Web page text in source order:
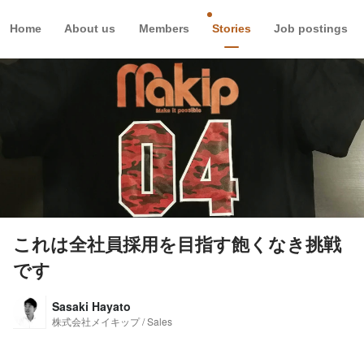
Home About us Members Stories Job postings
これは全社員採用を目指す飽くなき挑戦
です
Sasaki Hayato
株式会社メイキップ / Sales